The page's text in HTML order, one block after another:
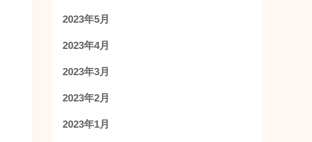
2023年5月
2023年4月
2023年3月
2023年2月
2023年1月